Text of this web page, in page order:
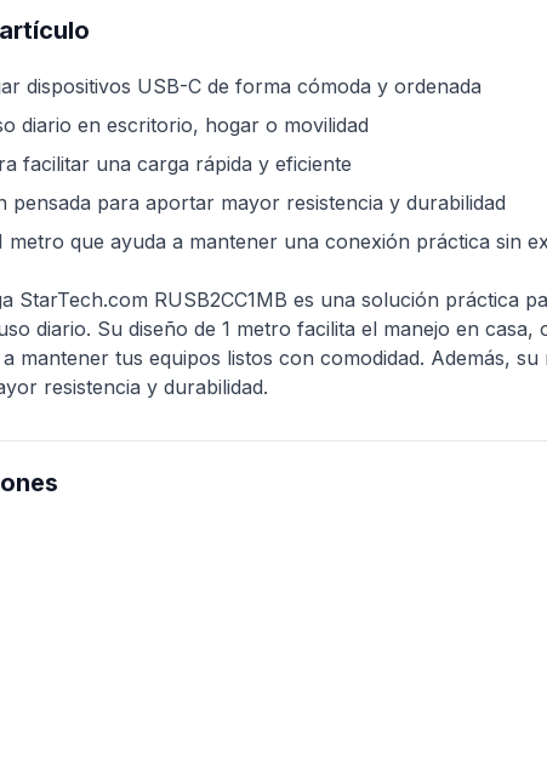
dispositivos USB-C de forma cómoda y ordenada
diario en escritorio, hogar o movilidad
facilitar una carga rápida y eficiente
pensada para aportar mayor resistencia y durabilidad
metro que ayuda a mantener una conexión práctica sin
StarTech.com RUSB2CC1MB es una solución
diario. Su diseño de 1 metro facilita el manejo en
mantener tus equipos listos con comodidad. Además,
resistencia y durabilidad.